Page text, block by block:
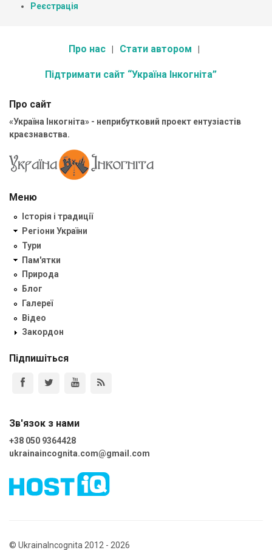
Реєстрація
Про нас Стати автором
Підтримати сайт “Україна Інкогніта”
Про сайт
«Україна Інкогніта» - неприбутковий проект ентузіастів
краєзнавства.
Меню
Історія і традиції
Регіони України
Тури
Пам'ятки
Природа
Блог
Галереї
Відео
Закордон
Підпишіться
Зв'язок з нами
+38 050 9364428
ukrainaincognita.com@gmail.com
© UkrainaIncognita 2012 - 2026